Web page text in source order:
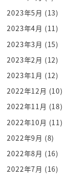
言われてますので
かというのが池制
国をコントロール
そんなに外に海ま
これが非常に議論
ですがですね日本
ないですよねこの
ですね北方領土か
よね
北方領土がなぜ
これはあの私のい
でありましたけれ
2023年5月 (13)
2023年4月 (11)
2023年3月 (15)
2023年2月 (12)
2023年1月 (12)
2022年12月 (10)
2022年11月 (18)
2022年10月 (11)
2022年9月 (8)
2022年8月 (16)
2022年7月 (16)